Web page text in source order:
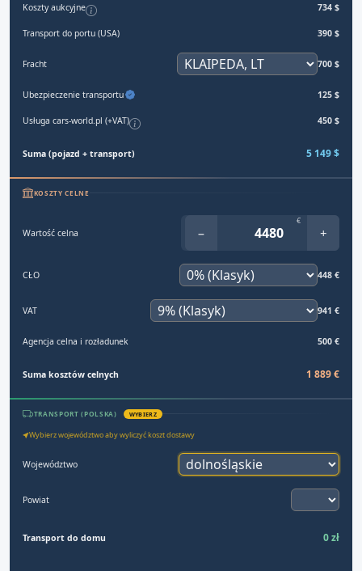
Koszty aukcyjne 734 $
Transport do portu (USA) 390 $
Fracht 700 $
Ubezpieczenie transportu 125 $
Usługa cars-world.pl (+VAT) 450 $
Suma (pojazd + transport) 5 149 $
KOSZTY CELNE
Wartość celna −
€
+
CŁO 448 €
VAT 941 €
Agencja celna i rozładunek 500 €
Suma kosztów celnych 1 889 €
TRANSPORT (POLSKA) WYBIERZ
Wybierz województwo aby wyliczyć koszt dostawy
Województwo
Powiat
Transport do domu 0 zł